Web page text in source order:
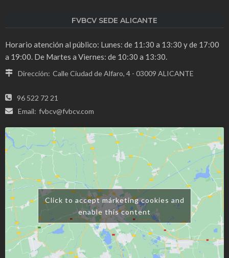
FVBCV SEDE ALICANTE
Horario atención al público: Lunes: de 11:30 a 13:30 y de 17:00
a 19:00. De Martes a Viernes: de 10:30 a 13:30.
Dirección: Calle Ciudad de Alfaro, 4 - 03009 ALICANTE
96 522 72 21
Email: fvbcv@fvbcv.com
Click to accept márketing cookies and
enable this content